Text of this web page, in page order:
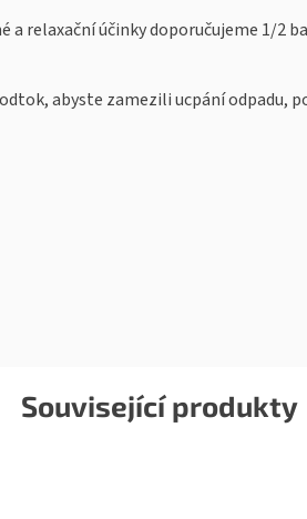
Související produkty
a relaxační účinky doporučujeme 1/2
abyste zamezili ucpání odpadu,